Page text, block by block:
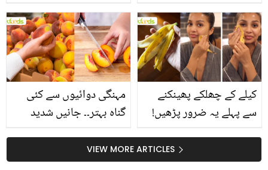
سے متعلق غلط فہمیوں کی
حقیقت کیا ہے اور افواہ
کیا؟
بتائے راز
مہنگی دوائیوں سے کئی
گناہ بہتر۔۔ جانیں شدید
کیوں کھانا چاہیے؟
کیلے کے چھلکے پھینکنے
سے پہلے یہ ضرور پڑھیں!
سستا اور قدرتی حلVIEW MORE ARTICLES